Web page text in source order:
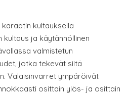
kultauksella
kultaus ja käytännöllinen
valmistetun
jotka tekevät siitä
Valaisinvarret ympäröivät
osittain ylös- ja osittain